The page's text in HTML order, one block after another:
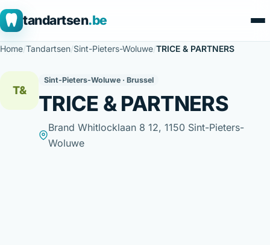
tandartsen.be
Home/Tandartsen/Sint-Pieters-Woluwe/TRICE & PARTNERS
T&
Sint-Pieters-Woluwe · Brussel
TRICE & PARTNERS
Brand Whitlocklaan 8 12, 1150 Sint-Pieters-
Woluwe